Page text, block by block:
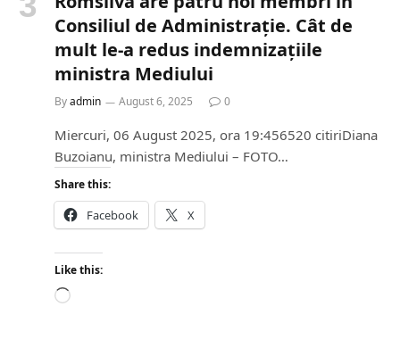
Consiliul de Administrație. Cât de
mult le-a redus indemnizațiile
ministra Mediului
Byadmin August 6, 2025 0
Miercuri, 06 August 2025, ora 19:456520 citiriDiana
Buzoianu, ministra Mediului – FOTO…
Share this:
Facebook X
Like this:
L